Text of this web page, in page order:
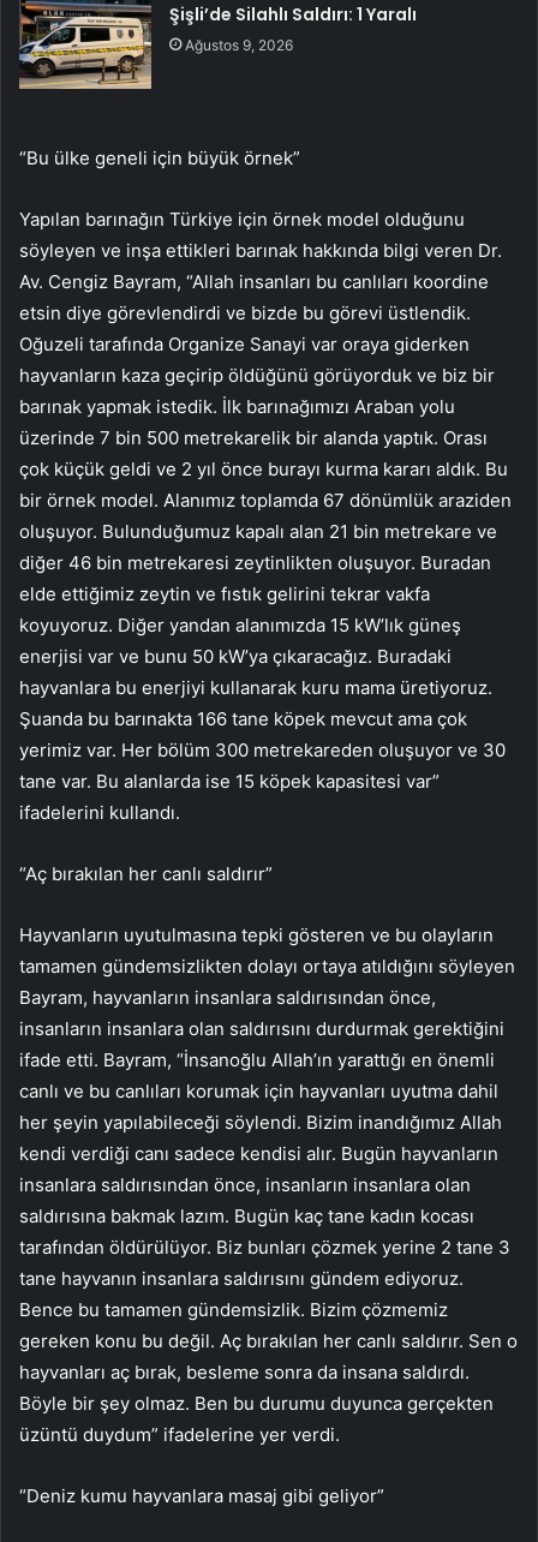
Şişli’de Silahlı Saldırı: 1 Yaralı
Ağustos 9, 2026
“Bu ülke geneli için büyük örnek”
Yapılan barınağın Türkiye için örnek model olduğunu
söyleyen ve inşa ettikleri barınak hakkında bilgi veren Dr.
Av. Cengiz Bayram, “Allah insanları bu canlıları koordine
etsin diye görevlendirdi ve bizde bu görevi üstlendik.
Oğuzeli tarafında Organize Sanayi var oraya giderken
hayvanların kaza geçirip öldüğünü görüyorduk ve biz bir
barınak yapmak istedik. İlk barınağımızı Araban yolu
üzerinde 7 bin 500 metrekarelik bir alanda yaptık. Orası
çok küçük geldi ve 2 yıl önce burayı kurma kararı aldık. Bu
bir örnek model. Alanımız toplamda 67 dönümlük araziden
oluşuyor. Bulunduğumuz kapalı alan 21 bin metrekare ve
diğer 46 bin metrekaresi zeytinlikten oluşuyor. Buradan
elde ettiğimiz zeytin ve fıstık gelirini tekrar vakfa
koyuyoruz. Diğer yandan alanımızda 15 kW’lık güneş
enerjisi var ve bunu 50 kW’ya çıkaracağız. Buradaki
hayvanlara bu enerjiyi kullanarak kuru mama üretiyoruz.
Şuanda bu barınakta 166 tane köpek mevcut ama çok
yerimiz var. Her bölüm 300 metrekareden oluşuyor ve 30
tane var. Bu alanlarda ise 15 köpek kapasitesi var”
ifadelerini kullandı.
“Aç bırakılan her canlı saldırır”
Hayvanların uyutulmasına tepki gösteren ve bu olayların
tamamen gündemsizlikten dolayı ortaya atıldığını söyleyen
Bayram, hayvanların insanlara saldırısından önce,
insanların insanlara olan saldırısını durdurmak gerektiğini
ifade etti. Bayram, “İnsanoğlu Allah’ın yarattığı en önemli
canlı ve bu canlıları korumak için hayvanları uyutma dahil
her şeyin yapılabileceği söylendi. Bizim inandığımız Allah
kendi verdiği canı sadece kendisi alır. Bugün hayvanların
insanlara saldırısından önce, insanların insanlara olan
saldırısına bakmak lazım. Bugün kaç tane kadın kocası
tarafından öldürülüyor. Biz bunları çözmek yerine 2 tane 3
tane hayvanın insanlara saldırısını gündem ediyoruz.
Bence bu tamamen gündemsizlik. Bizim çözmemiz
gereken konu bu değil. Aç bırakılan her canlı saldırır. Sen o
hayvanları aç bırak, besleme sonra da insana saldırdı.
Böyle bir şey olmaz. Ben bu durumu duyunca gerçekten
üzüntü duydum” ifadelerine yer verdi.
“Deniz kumu hayvanlara masaj gibi geliyor”